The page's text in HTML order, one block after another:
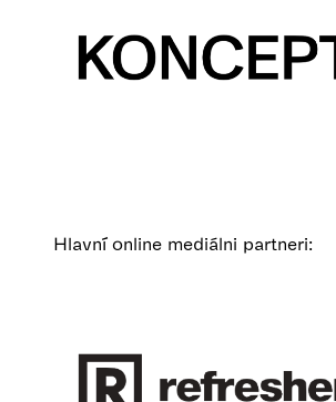
Hlavní online mediálni partneri: